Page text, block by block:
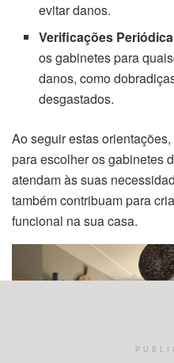
evitar danos.
Verificações
os gabinetes para
danos, como
desgastados.
Ao seguir estas
para escolher os gabinetes
atendam às suas
também contribuam para
funcional na sua casa.